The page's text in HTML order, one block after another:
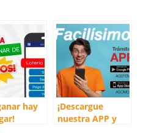
hay
¡Descargue
nuestra APP y